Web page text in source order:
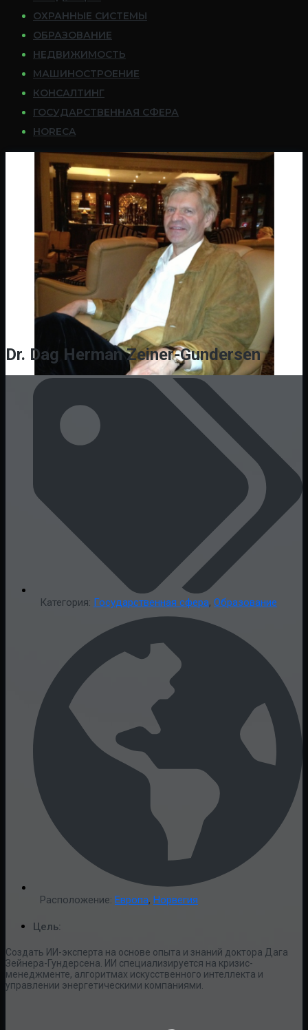
ОХРАННЫЕ СИСТЕМЫ
ОБРАЗОВАНИЕ
НЕДВИЖИМОСТЬ
МАШИНОСТРОЕНИЕ
КОНСАЛТИНГ
ГОСУДАРСТВЕННАЯ СФЕРА
HORECA
Dr. Dag Herman Zeiner-Gundersen
Категория: Государственная сфера, Образование
Расположение: Европа, Норвегия
Цель:
Создать ИИ-эксперта на основе опыта и знаний доктора Дага
Зейнера-Гундерсена. ИИ специализируется на кризис-
менеджменте, алгоритмах искусственного интеллекта и
управлении энергетическими компаниями.